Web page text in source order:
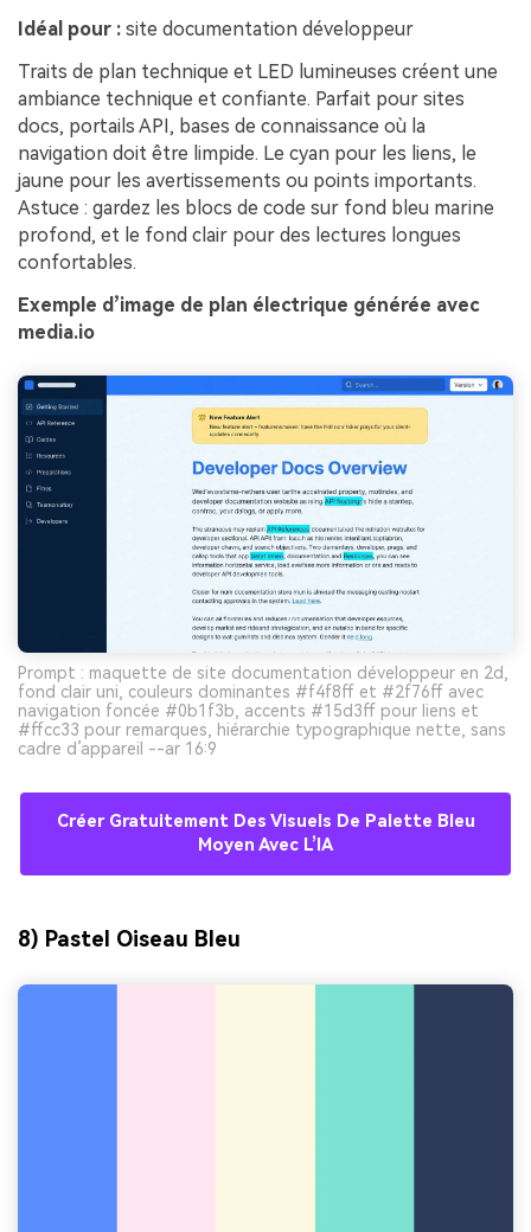
Idéal pour : site documentation développeur
Traits de plan technique et LED lumineuses créent une
ambiance technique et confiante. Parfait pour sites
docs, portails API, bases de connaissance où la
navigation doit être limpide. Le cyan pour les liens, le
jaune pour les avertissements ou points importants.
Astuce : gardez les blocs de code sur fond bleu marine
profond, et le fond clair pour des lectures longues
confortables.
Exemple d’image de plan électrique générée avec
media.io
Prompt : maquette de site documentation développeur en 2d,
fond clair uni, couleurs dominantes #f4f8ff et #2f76ff avec
navigation foncée #0b1f3b, accents #15d3ff pour liens et
#ffcc33 pour remarques, hiérarchie typographique nette, sans
cadre d’appareil --ar 16:9
Créer Gratuitement Des Visuels De Palette Bleu
Moyen Avec L’IA
8) Pastel Oiseau Bleu